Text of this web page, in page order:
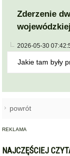
Zderzenie
2026-05-30
Jakie tam były
powrót
REKLAMA
NAJCZĘŚCIEJ